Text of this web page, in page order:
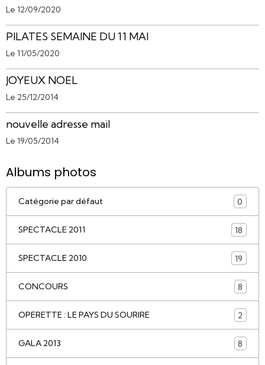
Le 12/09/2020
PILATES SEMAINE DU 11 MAI
Le 11/05/2020
JOYEUX NOEL
Le 25/12/2014
nouvelle adresse mail
Le 19/05/2014
Albums photos
Catégorie par défaut 0
SPECTACLE 2011 18
SPECTACLE 2010 19
CONCOURS 8
OPERETTE : LE PAYS DU SOURIRE 2
GALA 2013 8